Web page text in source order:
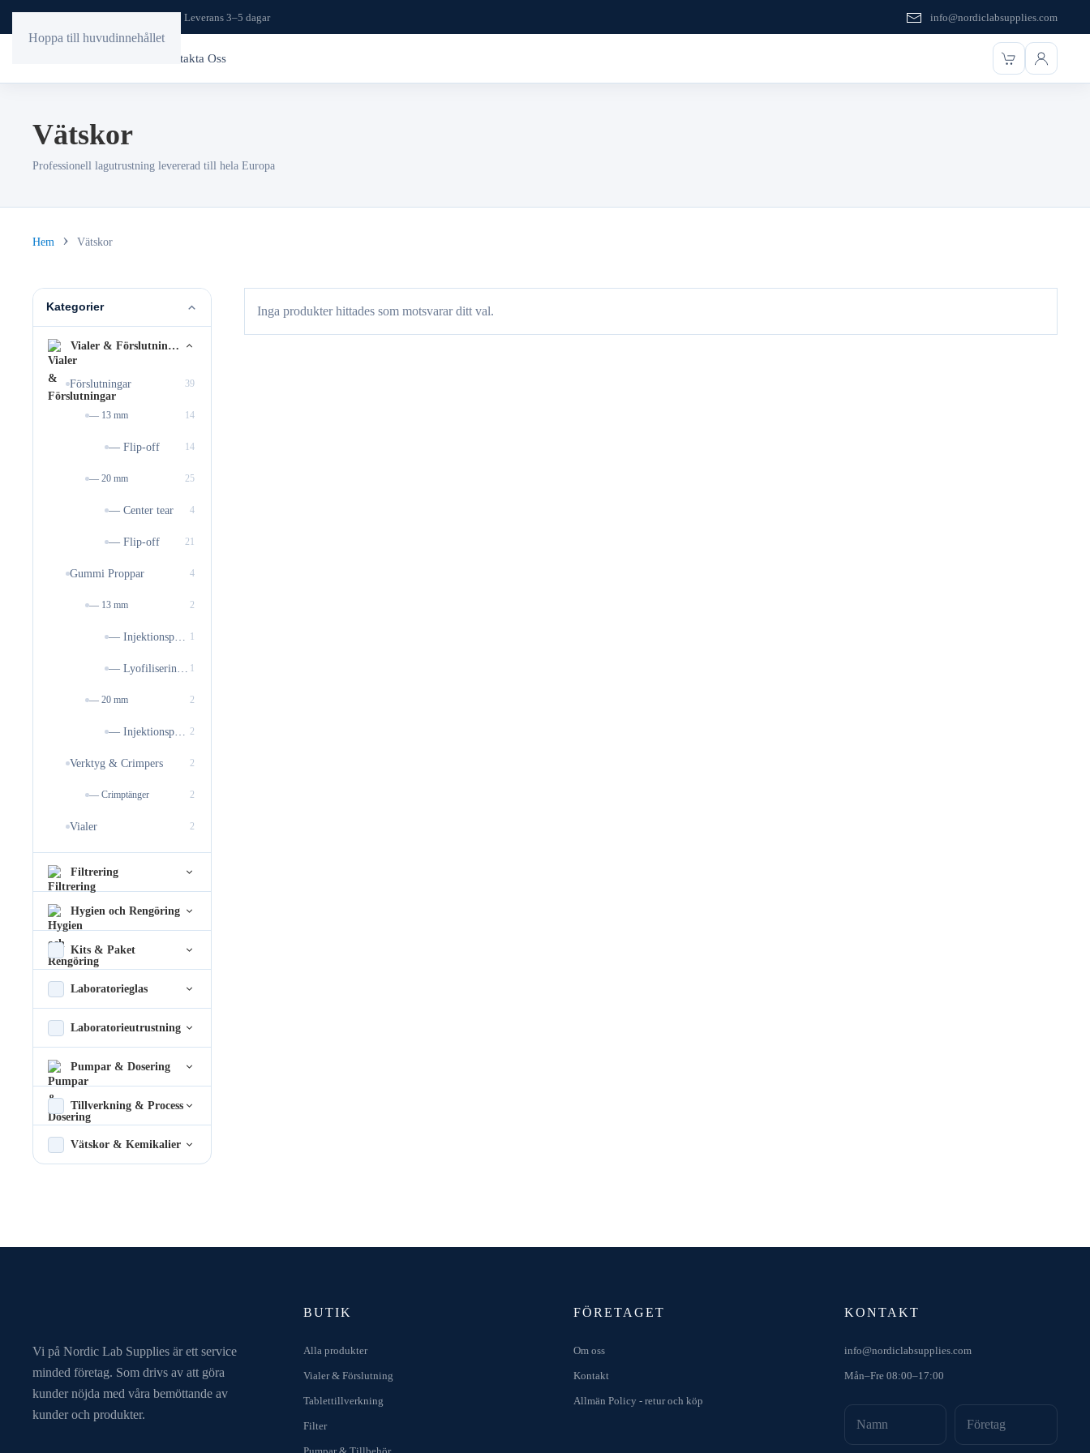
Hoppa till huvudinnehållet
Leverans 3–5 dagar info@nordiclabsupplies.com
Kontakta Oss
Vätskor
Professionell lagutrustning levererad till hela Europa
Hem Vätskor
Kategorier
Vialer & Förslutningar
Förslutningar 39
— 13 mm 14
— Flip-off 14
— 20 mm 25
— Center tear 4
— Flip-off 21
Gummi Proppar 4
— 13 mm 2
1
1
— 20 mm 2
2
Verktyg & Crimpers 2
— Crimptänger 2
Vialer 2
Filtrering
Hygien och Rengöring
Kits & Paket
Laboratorieglas
Laboratorieutrustning
Pumpar & Dosering
Tillverkning & Process
Vätskor & Kemikalier
Inga produkter hittades som motsvarar ditt val.
Vi på Nordic Lab Supplies är ett service
minded företag. Som drivs av att göra
kunder nöjda med våra bemöttande av
kunder och produkter.
BUTIK
Alla produkter
Vialer & Förslutning
Tablettillverkning
Filter
FÖRETAGET
Om oss
Kontakt
Allmän Policy - retur och köp
KONTAKT
info@nordiclabsupplies.com
Mån–Fre 08:00–17:00